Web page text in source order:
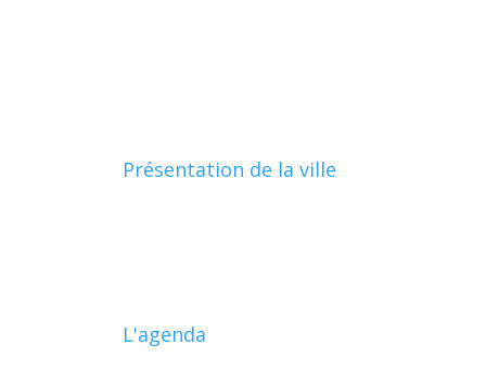
Présentation de la ville
L'agenda